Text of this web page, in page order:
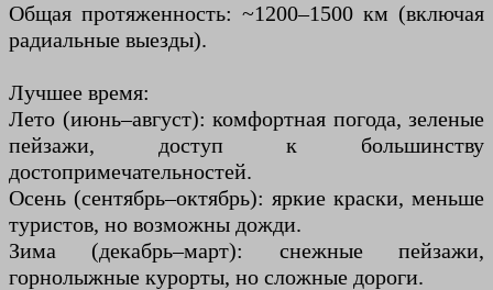
Общая протяженность: ~1200–1500 км (включая
радиальные выезды).
Лучшее время:
Лето (июнь–август): комфортная погода, зеленые
пейзажи, доступ к большинству
достопримечательностей.
Осень (сентябрь–октябрь): яркие краски, меньше
туристов, но возможны дожди.
Зима (декабрь–март): снежные пейзажи,
горнолыжные курорты, но сложные дороги.